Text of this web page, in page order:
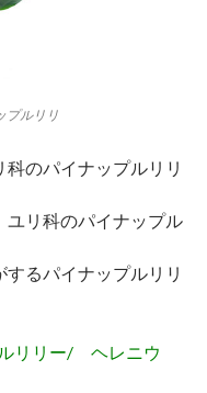
プルリリ
のパイナップルリリ
ユリ科のパイナップル
るパイナップルリリ
リリー/ ヘレニウ